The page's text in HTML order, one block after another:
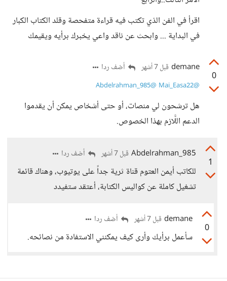
اقرأ في الفن الذي تكتب فيه قراءة متفحصة وقلد الكتاب الكبار
في البداية ... وابحث عن ناقد واعي يخبرك برأيه ويقيمك
0
demane قبل 7 أشهر أضف ردا
@Mai_Easa22
@Abdelrahman_985
هل ترشحون لي منصات، أو حتى أشخاص يمكن أن يقدموا
الدعم اللَّازم بهذا الخصوص.
1
Abdelrahman_985 قبل 7 أشهر أضف ردا
للكاتب أيمن العتوم قناة ثرية جداً على يوتيوب، وهناك قائمة
تشغيل كاملة عن كواليس الكتابة، أعتقد ستفيدد
0
demane قبل 7 أشهر أضف ردا
سأعمل برأيك وأرى كيف يمكنني الاستفادة من نصائحه.